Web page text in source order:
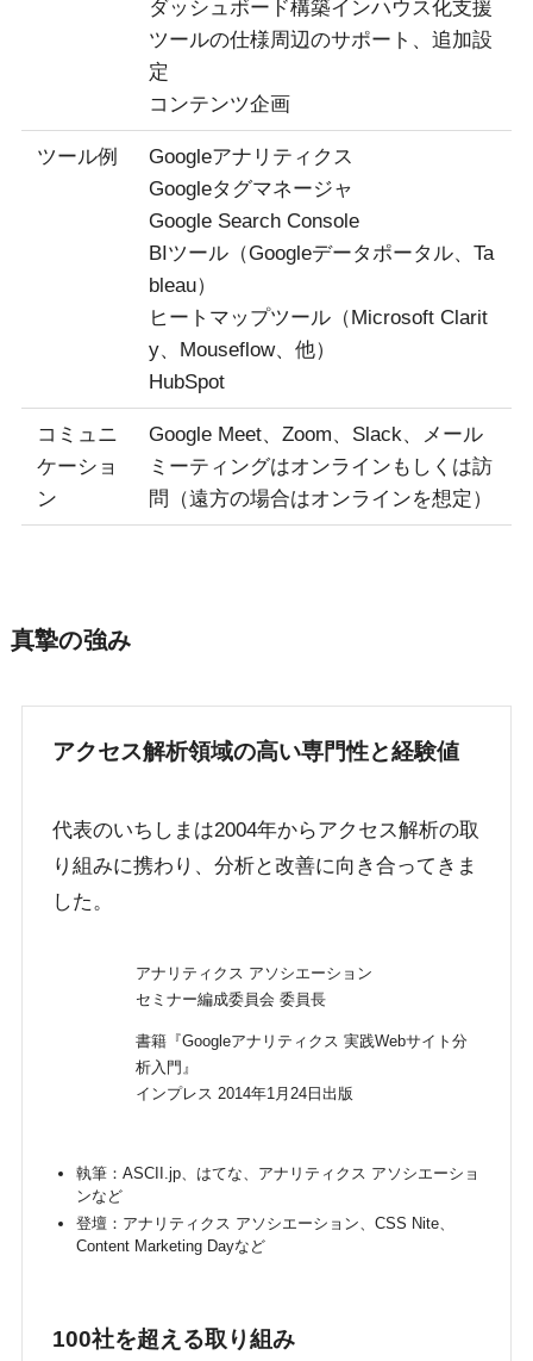
ダッシュボード構築インハウス化支援
ツールの仕様周辺のサポート、追加設
定
コンテンツ企画
ツール例
Googleアナリティクス
Googleタグマネージャ
Google Search Console
BIツール（Googleデータポータル、Ta
bleau）
ヒートマップツール（Microsoft Clarit
y、Mouseflow、他）
HubSpot
コミュニ
ケーショ
ン
Google Meet、Zoom、Slack、メール
ミーティングはオンラインもしくは訪
問（遠方の場合はオンラインを想定）
真摯の強み
アクセス解析領域の高い専門性と経験値
代表のいちしまは2004年からアクセス解析の取
り組みに携わり、分析と改善に向き合ってきま
した。
アナリティクス アソシエーション
セミナー編成委員会 委員長
書籍『Googleアナリティクス 実践Webサイト分
析入門』
インプレス 2014年1月24日出版
執筆：ASCII.jp、はてな、アナリティクス アソシエーショ
ンなど
登壇：アナリティクス アソシエーション、CSS Nite、
Content Marketing Dayなど
100社を超える取り組み